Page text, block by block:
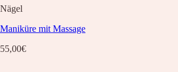
Nägel
Maniküre mit Massage
55,00€